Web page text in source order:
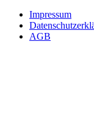
Impressum
AGB